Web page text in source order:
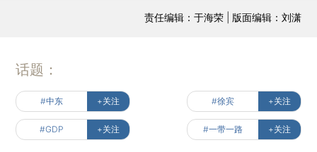
责任编辑：于海荣 | 版面编辑：刘潇
话题：
#中东 +关注 #徐宾 +关注
#GDP +关注 #一带一路 +关注